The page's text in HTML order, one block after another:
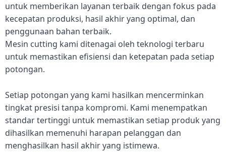
untuk memberikan layanan terbaik dengan fokus pada
kecepatan produksi, hasil akhir yang optimal, dan
penggunaan bahan terbaik.
Mesin cutting kami ditenagai oleh teknologi terbaru
untuk memastikan efisiensi dan ketepatan pada setiap
potongan.
Setiap potongan yang kami hasilkan mencerminkan
tingkat presisi tanpa kompromi. Kami menempatkan
standar tertinggi untuk memastikan setiap produk yang
dihasilkan memenuhi harapan pelanggan dan
menghasilkan hasil akhir yang istimewa.